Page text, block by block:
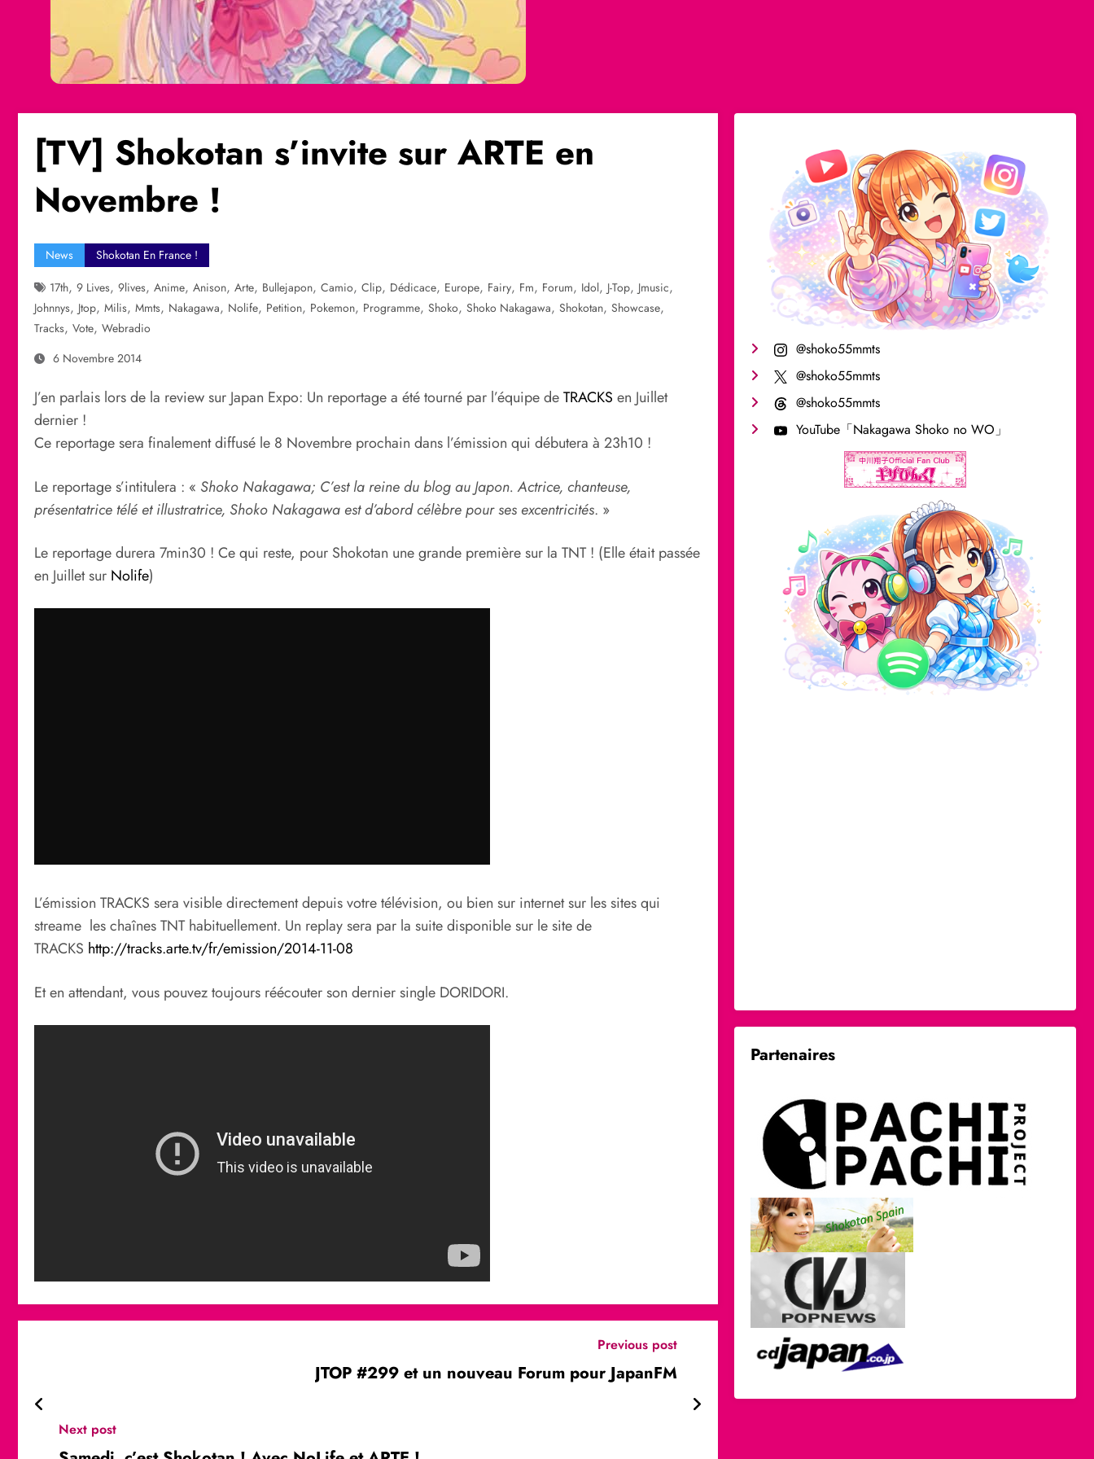
[TV] Shokotan s’invite sur ARTE en
Novembre !
News
Shokotan En France !
17th, 9 Lives, 9lives, Anime, Anison, Arte, Bullejapon, Camio, Clip, Dédicace, Europe, Fairy, Fm, Forum, Idol, J-Top, Jmusic,
Johnnys, Jtop, Milis, Mmts, Nakagawa, Nolife, Petition, Pokemon, Programme, Shoko, Shoko Nakagawa, Shokotan, Showcase,
Tracks, Vote, Webradio
6 Novembre 2014
J’en parlais lors de la review sur Japan Expo: Un reportage a été tourné par l’équipe deTRACKS en Juillet
dernier !
Ce reportage sera finalement diffusé le 8 Novembre prochain dans l’émission qui débutera à 23h10 !
Le reportage s’intitulera : « Shoko Nakagawa; C’est la reine du blog au Japon. Actrice, chanteuse,
présentatrice télé et illustratrice, Shoko Nakagawa est d’abord célèbre pour ses excentricités. »
Le reportage durera 7min30 ! Ce qui reste, pour Shokotan une grande première sur la TNT ! (Elle était passée
en Juillet sur Nolife)
L’émission TRACKS sera visible directement depuis votre télévision, ou bien sur internet sur les sites qui
streame les chaînes TNT habituellement. Un replay sera par la suite disponible sur le site de
TRACKS http://tracks.arte.tv/fr/emission/2014-11-08
Et en attendant, vous pouvez toujours réécouter son dernier single DORIDORI.
Previous post
JTOP #299 et un nouveau Forum pour JapanFM
Next post
@shoko55mmts
@shoko55mmts
@shoko55mmts
YouTube「Nakagawa Shoko no WO」
Partenaires